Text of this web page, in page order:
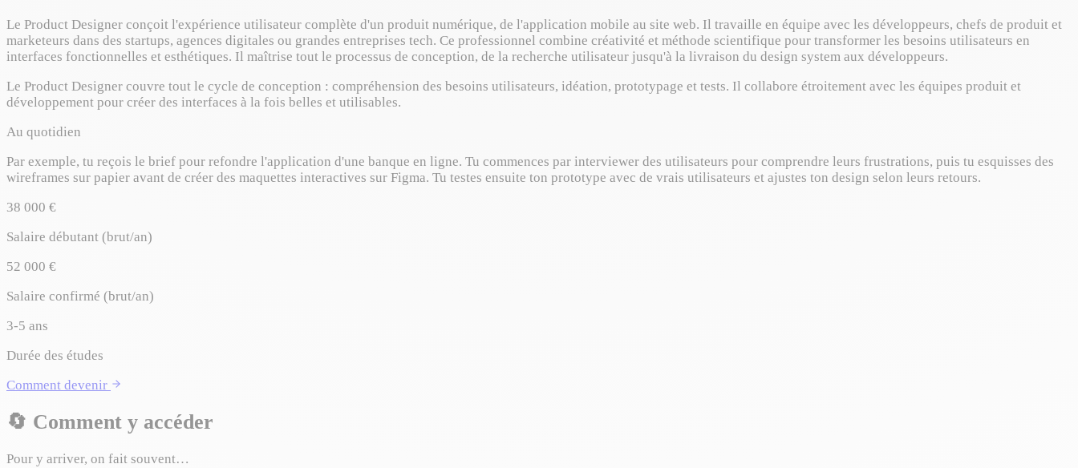
Le Product Designer conçoit l'expérience utilisateur complète d'un produit numérique, de l'application mobile au site web. Il travaille en équipe avec les développeurs, chefs de produit et
marketeurs dans des startups, agences digitales ou grandes entreprises tech. Ce professionnel combine créativité et méthode scientifique pour transformer les besoins utilisateurs en
interfaces fonctionnelles et esthétiques. Il maîtrise tout le processus de conception, de la recherche utilisateur jusqu'à la livraison du design system aux développeurs.
Le Product Designer couvre tout le cycle de conception : compréhension des besoins utilisateurs, idéation, prototypage et tests. Il collabore étroitement avec les équipes produit et
développement pour créer des interfaces à la fois belles et utilisables.
Au quotidien
Par exemple, tu reçois le brief pour refondre l'application d'une banque en ligne. Tu commences par interviewer des utilisateurs pour comprendre leurs frustrations, puis tu esquisses des
wireframes sur papier avant de créer des maquettes interactives sur Figma. Tu testes ensuite ton prototype avec de vrais utilisateurs et ajustes ton design selon leurs retours.
38 000 €
Salaire débutant (brut/an)
52 000 €
Salaire confirmé (brut/an)
3-5 ans
Durée des études
Comment devenir
🔄 Comment y accéder
Pour y arriver, on fait souvent…